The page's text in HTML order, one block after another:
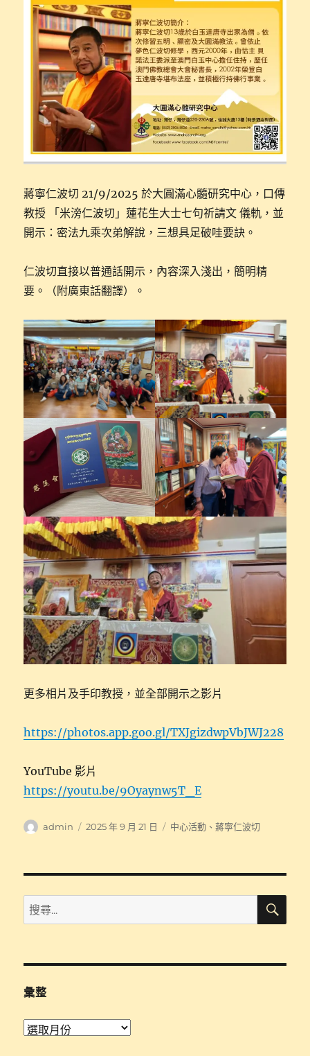
蔣寧仁波切 21/9/2025 於大圓滿心髓研究中心，口傳
教授 「米滂仁波切」蓮花生大士七句祈請文 儀軌，並
開示：密法九乘次弟解說，三想具足破哇要訣。
仁波切直接以普通話開示，內容深入淺出，簡明精
要。（附廣東話翻譯）。
更多相片及手印教授，並全部開示之影片
https://photos.app.goo.gl/TXJgizdwpVbJWJ228
YouTube 影片
https://youtu.be/9Oyaynw5T_E
作
admin
發
2025 年 9 月 21 日
分
中心活動 、蔣寧仁波切
搜
尋
鍵
搜
彙整
彙